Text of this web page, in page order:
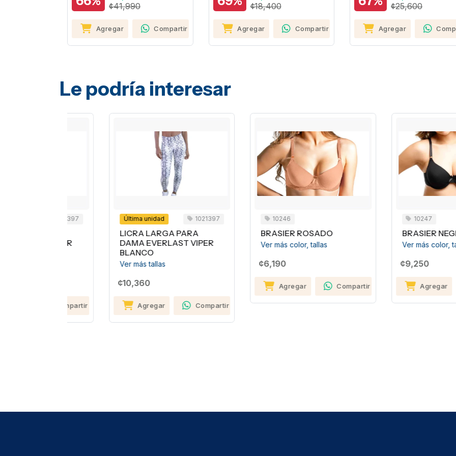
¢41,990
Agregar Compartir
¢18,400
Agregar Compartir
¢25,600
Agregar
Le podría interesar
1021397
LICRA LARGA PARA
DAMA EVERLAST VIPER
Ver más tallas
Compartir
BRASIER ROSADO
Ver más color, tallas
Agregar Compartir
BRASIER NEGRO T.32B
Ver más color, tallas